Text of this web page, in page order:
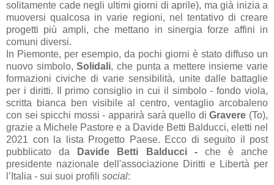
solitamente cade negli ultimi giorni di aprile), ma già inizia a
muoversi qualcosa in varie regioni, nel tentativo di creare
progetti più ampli, che mettano in sinergia forze affini in
comuni diversi.
In Piemonte, per esempio, da pochi giorni è stato diffuso un
nuovo simbolo,Solidali, che punta a mettere insieme varie
formazioni civiche di varie sensibilità, unite dalle battaglie
per i diritti. Il primo consiglio in cui il simbolo - fondo viola,
scritta bianca ben visibile al centro, ventaglio arcobaleno
con sei spicchi mossi - apparirà sarà quello diGravere (To),
grazie a Michele Pastore e a Davide Betti Balducci, eletti nel
2021 con la lista Progetto Paese. Ecco di seguito il post
pubblicato da
Davide Betti Balducci -che è anche
presidente nazionale dell'associazione Diritti e Libertà per
l’Italia - sui suoi profili social: